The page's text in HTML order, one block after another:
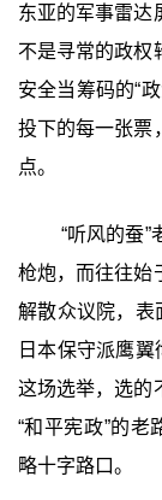
东亚的军事雷达
不是寻常的政权
安全当筹码的“
投下的每一张票
点。
“听风的蚕
枪炮，而往往始
解散众议院，表
日本保守派鹰翼
这场选举，选的
“和平宪政”的老
略十字路口。